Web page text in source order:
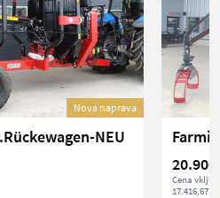
Nova naprava
NEU
Farmi
20.900
Cena
17.416,67 €